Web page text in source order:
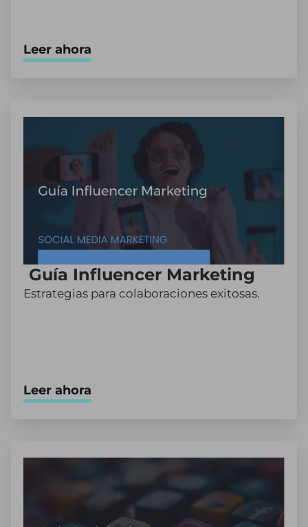
Leer ahora
Guía Influencer Marketing
Estrategias para colaboraciones exitosas.
Leer ahora